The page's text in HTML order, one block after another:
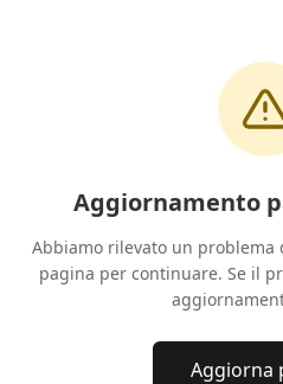
Aggiornamento
Abbiamo rilevato un problema
pagina per continuare. Se il
Aggiorna